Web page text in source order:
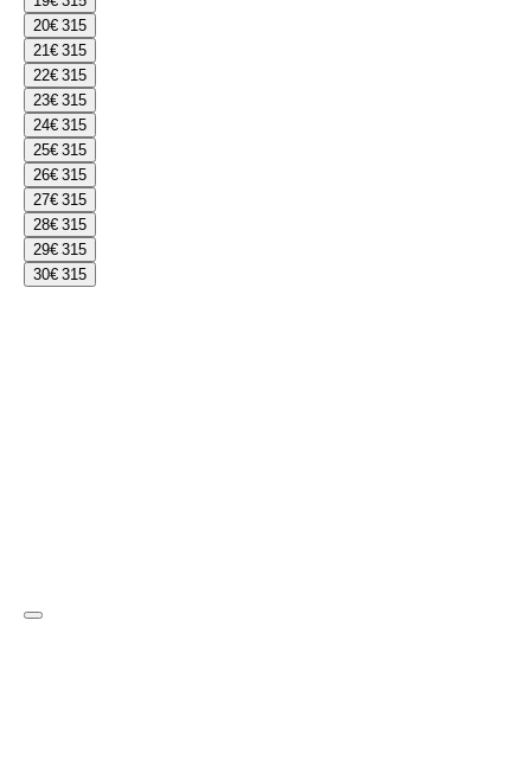
20€ 315
21€ 315
22€ 315
23€ 315
24€ 315
25€ 315
26€ 315
27€ 315
28€ 315
29€ 315
30€ 315